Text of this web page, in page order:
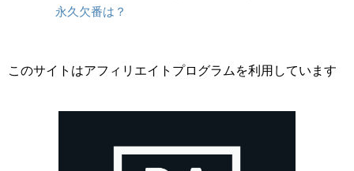
永久欠番は？
このサイトはアフィリエイトプログラムを利用しています